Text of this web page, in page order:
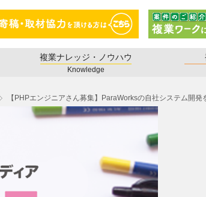
複業ナレッジ・ノウハウ
Knowledge
【PHPエンジニアさん募集】ParaWorksの自社システム開